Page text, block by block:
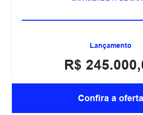
Lançamento
R$
Confira a oferta